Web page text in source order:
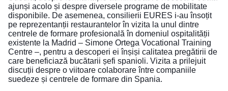
ajunși acolo și despre diversele programe de mobilitate
disponibile. De asemenea, consilierii EURES i-au însoțit
pe reprezentanții restaurantelor în vizita la unul dintre
centrele de formare profesională în domeniul ospitalității
existente la Madrid – Simone Ortega Vocational Training
Centre –, pentru a descoperi ei înșiși calitatea pregătirii de
care beneficiază bucătarii șefi spanioli. Vizita a prilejuit
discuții despre o viitoare colaborare între companiile
suedeze și centrele de formare din Spania.